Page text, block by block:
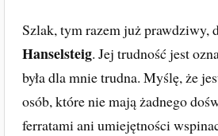
Szlak, tym razem już prawdziwy,
Hanselsteig. Jej trudność jest
była dla mnie trudna. Myślę, że
osób, które nie mają żadnego
ferratami ani umiejętności